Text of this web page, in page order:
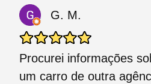
G. M.
Procurei informações
um carro de outra